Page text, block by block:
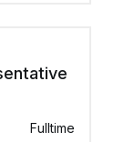
Fulltime